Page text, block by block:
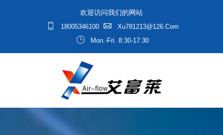
欢迎访问我们的网站
18005346100
Xu781213@126.com
Mon.-Fri. 8:30-17:30